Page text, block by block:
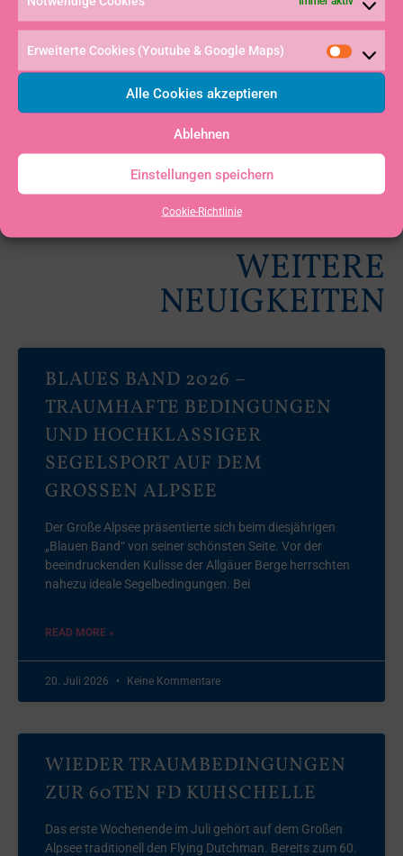
Erweiterte Cookies (Youtube & Google Maps)
Alle Cookies akzeptieren
Ablehnen
Einstellungen speichern
Cookie-Richtlinie
WEITERE
NEUIGKEITEN
BLAUES BAND 2026 –
TRAUMHAFTE BEDINGUNGEN
UND HOCHKLASSIGER
SEGELSPORT AUF DEM
GROSSEN ALPSEE
Der Große Alpsee präsentierte sich beim diesjährigen
„Blauen Band“ von seiner schönsten Seite. Vor der
beeindruckenden Kulisse der Allgäuer Berge herrschten
nahezu ideale Segelbedingungen. Bei
READ MORE »
20. Juli 2026 Keine Kommentare
WIEDER TRAUMBEDINGUNGEN
ZUR 60TEN FD KUHSCHELLE
Das erste Wochenende im Juli gehört auf dem Großen
Alpsee traditionell den Flying Dutchman. Bereits zum 60.